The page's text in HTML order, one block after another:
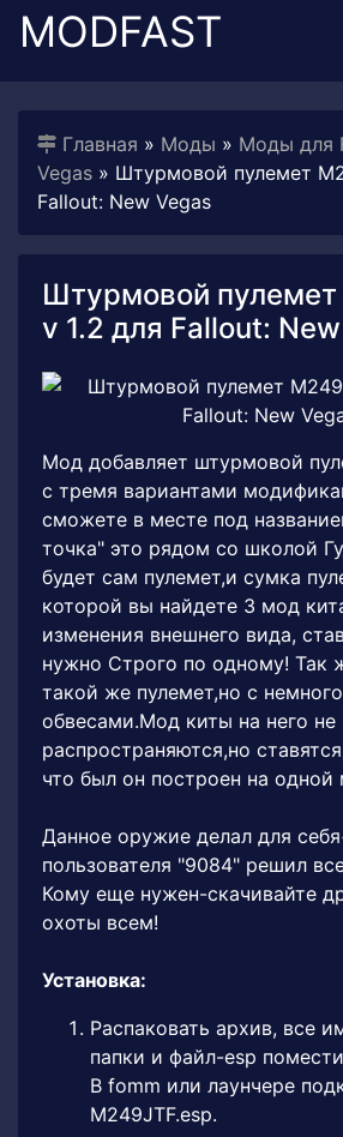
MODFAST
Главная » Моды » Моды для
Vegas » Штурмовой пулемет
Fallout: New Vegas
Штурмовой
v 1.2 для Fallout:
Мод добавляет штурмовой
с тремя вариантами
сможете в месте под
точка" это рядом со школой
будет сам пулемет,и сумка
которой вы найдете 3 мод
изменения внешнего вида,
нужно Строго по одному! Так
такой же пулемет,но с
обвесами.Мод киты на него не
распространяются,но
что был он построен на одной
Данное оружие делал для
пользователя "9084" решил
Кому еще нужен-скачивайте
охоты всем!
Установка:
Распаковать архив, все
папки и файл-esp
В fomm или лаунчере
М249JTF.esp.